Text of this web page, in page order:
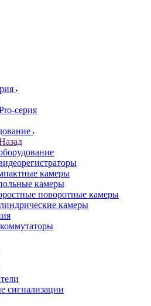
серия
камеры
камеры
поворотные камеры
камеры
сигнализации